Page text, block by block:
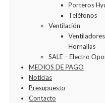
Porteros
Teléfonos
Ventilación
Hornallas
SALE – Electro
MEDIOS DE PAGO
Noticias
Presupuesto
Contacto